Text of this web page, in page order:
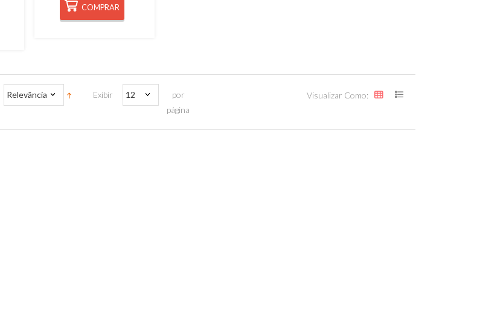
COMPRAR
Relevância Exibir 12
por
página
Visualizar Como: